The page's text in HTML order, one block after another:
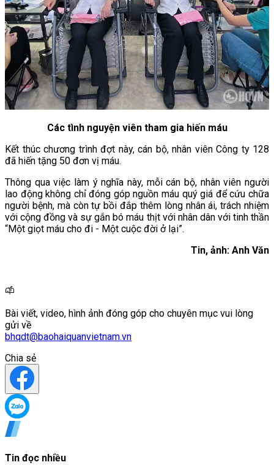
Các tình nguyện viên tham gia hiến máu
Kết thúc chương trình đợt này, cán bộ, nhân viên Công ty 128
đã hiến tặng 50 đơn vị máu.
Thông qua việc làm ý nghĩa này, mỗi cán bộ, nhân viên người
lao động không chỉ đóng góp nguồn máu quý giá để cứu chữa
người bệnh, mà còn tự bồi đắp thêm lòng nhân ái, trách nhiệm
với cộng đồng và sự gắn bó máu thịt với nhân dân với tinh thần
“Một giọt máu cho đi - Một cuộc đời ở lại”.
Tin, ảnh: Anh Văn
Bài viết, video, hình ảnh đóng góp cho chuyên mục vui lòng
gửi về
bhqdt@baohaiquanvietnam.vn
Chia sẻ
Tin đọc nhiều